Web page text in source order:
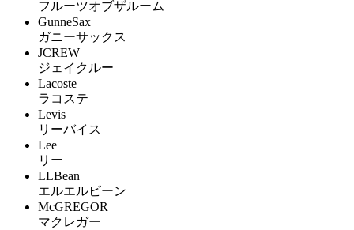
フルーツオブザルーム
GunneSax
ガニーサックス
JCREW
ジェイクルー
Lacoste
ラコステ
Levis
リーバイス
Lee
リー
LLBean
エルエルビーン
McGREGOR
マクレガー